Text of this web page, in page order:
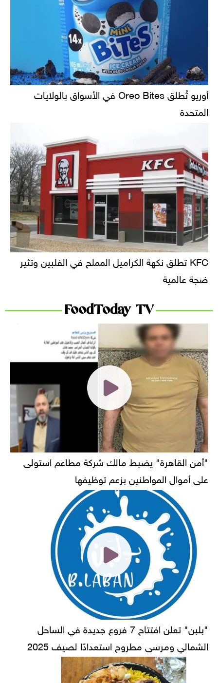
أوريو تُطلق Oreo Bites في الأسواق بالولايات
المتحدة
KFC تطلق نكهة الكراميل المملح في الفلبين وتثير
ضجة عالمية
FoodToday TV
"أمن القاهرة" يضبط مالك شركة مطاعم استولى
على أموال المواطنين بزعم توظيفها
"بلبن" تعلن افتتاح 7 فروع جديدة في الساحل
الشمالي ومرسى مطروح استعدادًا لصيف 2025